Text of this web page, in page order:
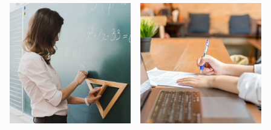
Student life